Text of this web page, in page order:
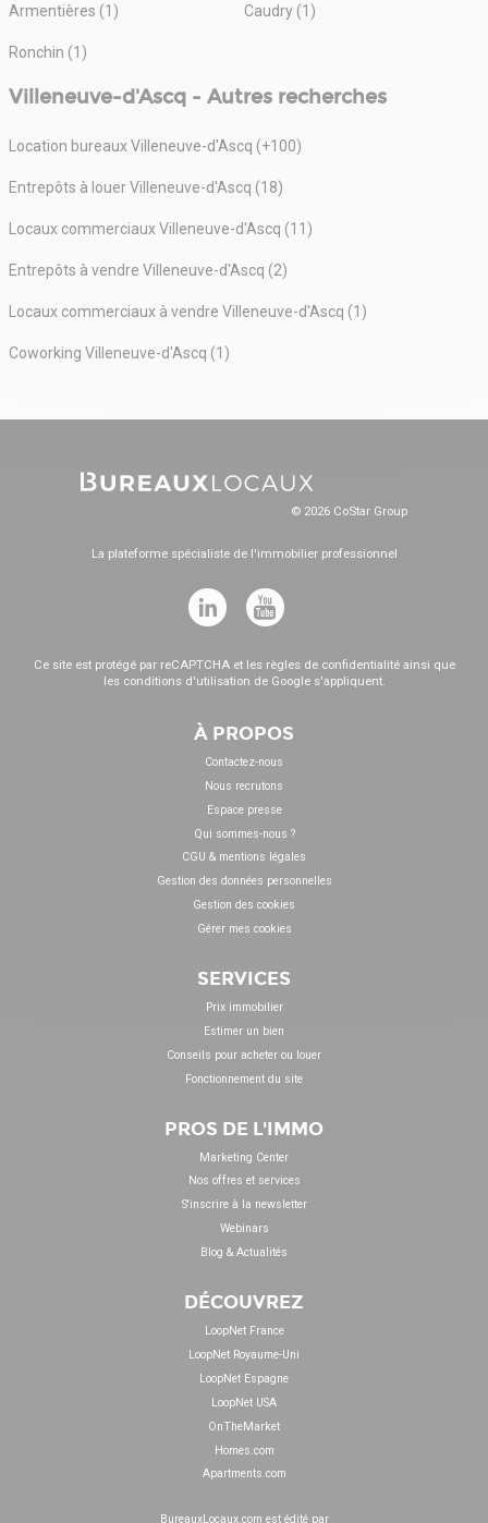
Armentières (1) Caudry (1)
Ronchin (1)
Villeneuve-d'Ascq - Autres recherches
Location bureaux Villeneuve-d'Ascq (+100)
Entrepôts à louer Villeneuve-d'Ascq (18)
Locaux commerciaux Villeneuve-d'Ascq (11)
Entrepôts à vendre Villeneuve-d'Ascq (2)
Locaux commerciaux à vendre Villeneuve-d'Ascq (1)
Coworking Villeneuve-d'Ascq (1)
© 2026 CoStar Group
La plateforme spécialiste de l'immobilier professionnel
Ce site est protégé par reCAPTCHA et les règles de confidentialitéainsi que
les conditions d'utilisation de Google s'appliquent.
À PROPOS
Contactez-nous
Nous recrutons
Espace presse
Qui sommes-nous ?
CGU & mentions légales
Gestion des données personnelles
Gestion des cookies
Gérer mes cookies
SERVICES
Prix immobilier
Estimer un bien
Conseils pour acheter ou louer
Fonctionnement du site
PROS DE L'IMMO
Marketing Center
Nos offres et services
S'inscrire à la newsletter
Webinars
Blog & Actualités
DÉCOUVREZ
LoopNet France
LoopNet Royaume-Uni
LoopNet Espagne
LoopNet USA
OnTheMarket
Homes.com
Apartments.com
BureauxLocaux.com est édité par